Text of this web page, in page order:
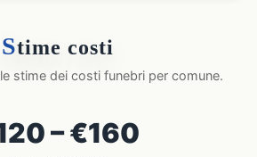
Stime costi
stime dei costi funebri per comune.
– €160